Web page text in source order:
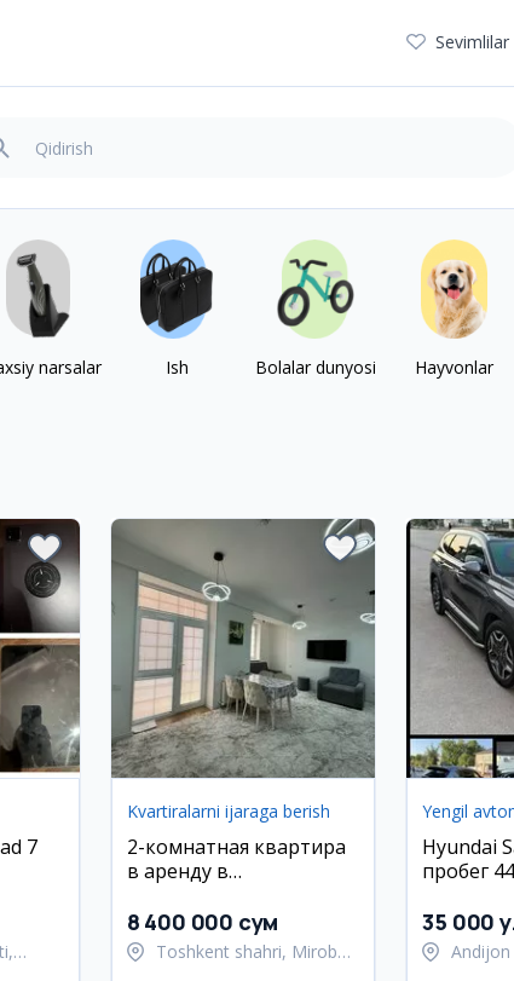
Sevimlilar
bepul eʼlonlar
narsalar Ish Bolalar dunyosi Hayvonlar
7
Kvartiralarni ijaraga berish
2-комнатная квартира
в аренду в
55 кв.м
8 400 000 сум
Toshkent shahri, Mirobod
Yengil
Hyundai
пробег
35 000